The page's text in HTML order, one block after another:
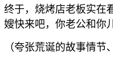
终于，烧烤店老板实在
嫂快来吧，你老公和你
（夸张荒诞的故事情节